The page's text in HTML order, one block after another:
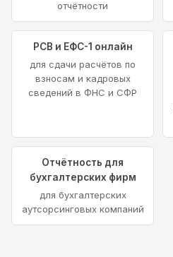
отчётности
РСВ и ЕФС-1 онлайн
для сдачи расчётов по
взносам и кадровых
сведений в ФНС и СФР
Отчётность для
бухгалтерских фирм
для бухгалтерских
аутсорсинговых компаний